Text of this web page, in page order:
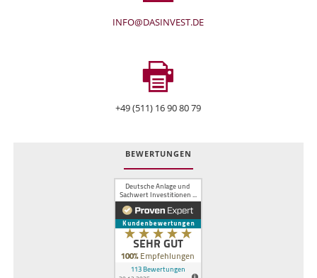
INFO@DASINVEST.DE
+49 (511) 16 90 80 79
BEWERTUNGEN